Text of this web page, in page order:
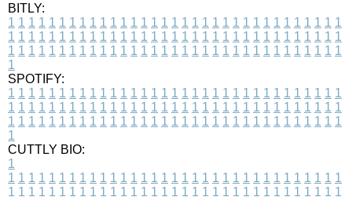
BITLY:
1 1 1 1 1 1 1 1 1 1 1 1 1 1 1 1 1 1 1 1 1 1 1 1 1 1 1 1 1 1 1 1 1
1 1 1 1 1 1 1 1 1 1 1 1 1 1 1 1 1 1 1 1 1 1 1 1 1 1 1 1 1 1 1 1 1
1 1 1 1 1 1 1 1 1 1 1 1 1 1 1 1 1 1 1 1 1 1 1 1 1 1 1 1 1 1 1 1 1
1
SPOTIFY:
1 1 1 1 1 1 1 1 1 1 1 1 1 1 1 1 1 1 1 1 1 1 1 1 1 1 1 1 1 1 1 1 1
1 1 1 1 1 1 1 1 1 1 1 1 1 1 1 1 1 1 1 1 1 1 1 1 1 1 1 1 1 1 1 1 1
1 1 1 1 1 1 1 1 1 1 1 1 1 1 1 1 1 1 1 1 1 1 1 1 1 1 1 1 1 1 1 1 1
1
CUTTLY BIO:
1
1 1 1 1 1 1 1 1 1 1 1 1 1 1 1 1 1 1 1 1 1 1 1 1 1 1 1 1 1 1 1 1 1
1 1 1 1 1 1 1 1 1 1 1 1 1 1 1 1 1 1 1 1 1 1 1 1 1 1 1 1 1 1 1 1 1